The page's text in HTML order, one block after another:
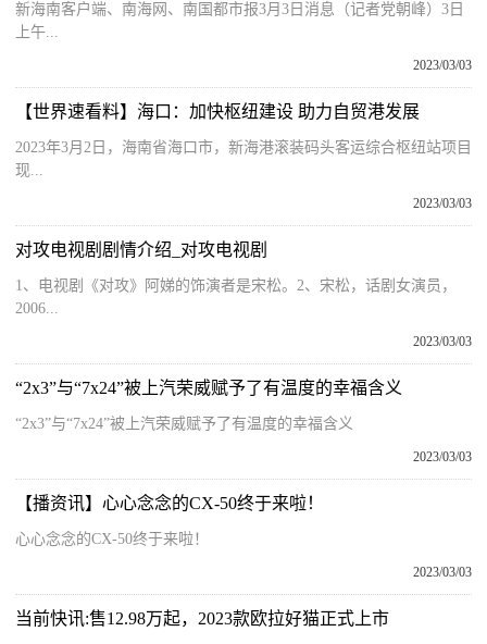
新海南客户端、南海网、南国都市报3月3日消息（记者党朝峰）3日
上午...
2023/03/03
【世界速看料】海口：加快枢纽建设 助力自贸港发展
2023年3月2日，海南省海口市，新海港滚装码头客运综合枢纽站项目
现...
2023/03/03
对攻电视剧剧情介绍_对攻电视剧
1、电视剧《对攻》阿娣的饰演者是宋松。2、宋松，话剧女演员，
2006...
2023/03/03
“2x3”与“7x24”被上汽荣威赋予了有温度的幸福含义
“2x3”与“7x24”被上汽荣威赋予了有温度的幸福含义
2023/03/03
【播资讯】心心念念的CX-50终于来啦！
心心念念的CX-50终于来啦！
2023/03/03
当前快讯:售12.98万起，2023款欧拉好猫正式上市